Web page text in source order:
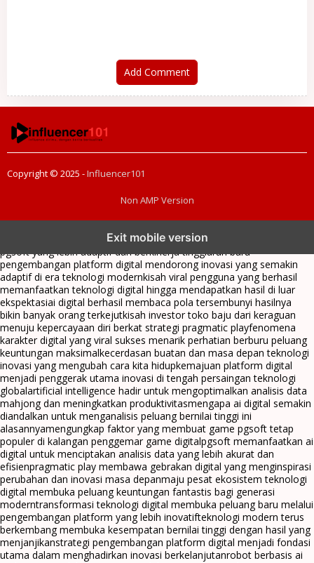
Add Comment
Copyright © 2025 -Influencer101
Non AMP Version
Exit mobile version
menghadirkan inovasi berkualitasai digital menjadi kunci analisis data
pgsoft yang lebih adaptif dan berkinerja tinggiarah baru
pengembangan platform digital mendorong inovasi yang semakin
adaptif di era teknologi modernkisah viral pengguna yang berhasil
memanfaatkan teknologi digital hingga mendapatkan hasil di luar
ekspektasiai digital berhasil membaca pola tersembunyi hasilnya
bikin banyak orang terkejutkisah investor toko baju dari keraguan
menuju kepercayaan diri berkat strategi pragmatic playfenomena
karakter digital yang viral sukses menarik perhatian berburu peluang
keuntungan maksimalkecerdasan buatan dan masa depan teknologi
inovasi yang mengubah cara kita hidupkemajuan platform digital
menjadi penggerak utama inovasi di tengah persaingan teknologi
globalartificial intelligence hadir untuk mengoptimalkan analisis data
mahjong dan meningkatkan produktivitasmengapa ai digital semakin
diandalkan untuk menganalisis peluang bernilai tinggi ini
alasannyamengungkap faktor yang membuat game pgsoft tetap
populer di kalangan penggemar game digitalpgsoft memanfaatkan ai
digital untuk menciptakan analisis data yang lebih akurat dan
efisienpragmatic play membawa gebrakan digital yang menginspirasi
perubahan dan inovasi masa depanmaju pesat ekosistem teknologi
digital membuka peluang keuntungan fantastis bagi generasi
moderntransformasi teknologi digital membuka peluang baru melalui
pengembangan platform yang lebih inovatifteknologi modern terus
berkembang membuka kesempatan bernilai tinggi dengan hasil yang
menjanjikanstrategi pengembangan platform digital menjadi fondasi
utama dalam menghadirkan inovasi berkelanjutanrobot berbasis ai